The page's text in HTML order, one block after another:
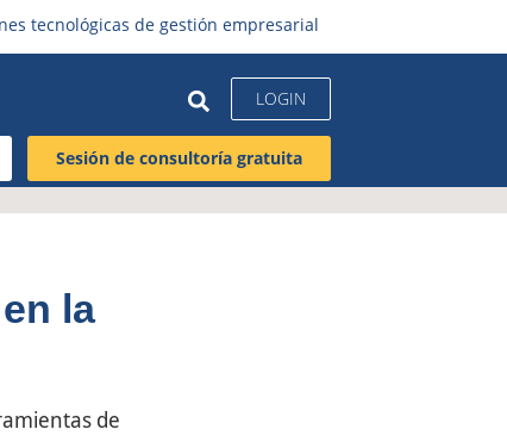
tecnológicas de gestión empresarial
LOGIN
Sesión de consultoría gratuita
la
de